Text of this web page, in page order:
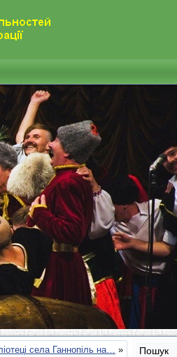
села Ганнопіль на… » Пошук